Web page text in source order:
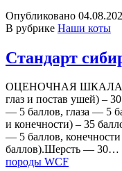
Опубликовано
В рубрике Наши коты
Стандарт
ОЦЕНОЧНАЯ ШКАЛА
глаз и постав ушей) –
— 5 баллов, глаза — 5
и конечности) – 35
— 5 баллов,
баллов).Шерсть — 30…
породы WCF